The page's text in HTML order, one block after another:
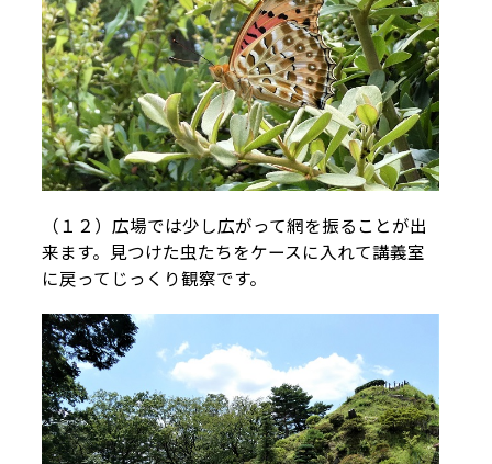
（１２）広場では少し広がって網を振ることが出
来ます。見つけた虫たちをケースに入れて講義室
に戻ってじっくり観察です。